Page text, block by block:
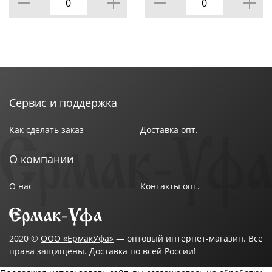
Модель: DIN1480HR
Бренд: ОМАКС
Сервис и поддержка
Как сделать заказ Доставка опт.
О компании
О нас Контакты опт.
2020 © ООО «ЕрмакУфа» — оптовый интернет-магазин. Все
права защищены. Доставка по всей России!